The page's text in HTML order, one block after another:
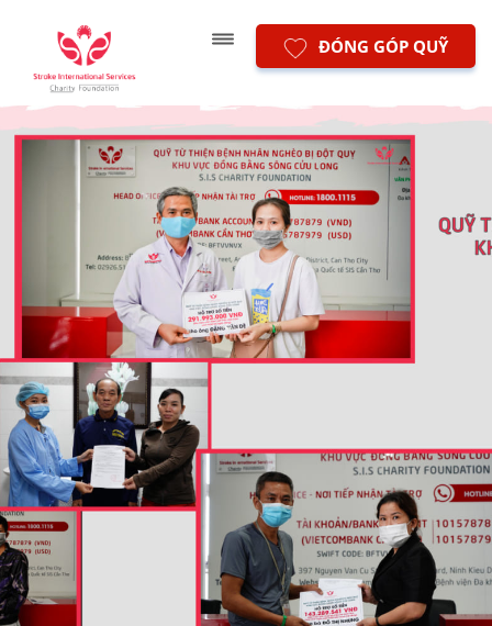
ĐÓNG GÓP QUỸ